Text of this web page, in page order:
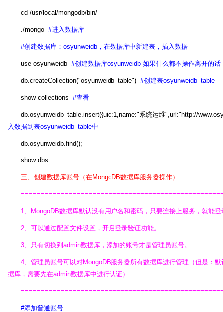
cd /usr/local/mongodb/bin/
./mongo #进入数据库
#创建数据库：osyunweidb，在数据库中新建表，插入数据
use osyunweidb #创建数据库osyunweidb 如果什么都不操作离开的
db.createCollection("osyunweidb_table") #创建表osyunweidb_table
show collections #查看
db.osyunweidb_table.insert({uid:1,name:"系统运维",url:"http://
入数据到表osyunweidb_table中
db.osyunweidb.find();
show dbs
三、创建数据库账号（在MongoDB数据库服务器操作）
1、MongoDB数据库默认没有用户名和密码，只要连接上服务，就能
2、可以通过配置文件设置，开启登录验证功能。
3、只有切换到admin数据库，添加的账号才是管理员账号。
4、管理员账号可以对MongoDB服务器所有数据库进行管理（但是：
据库，需要先在admin数据库中进行认证）
#添加普通账号